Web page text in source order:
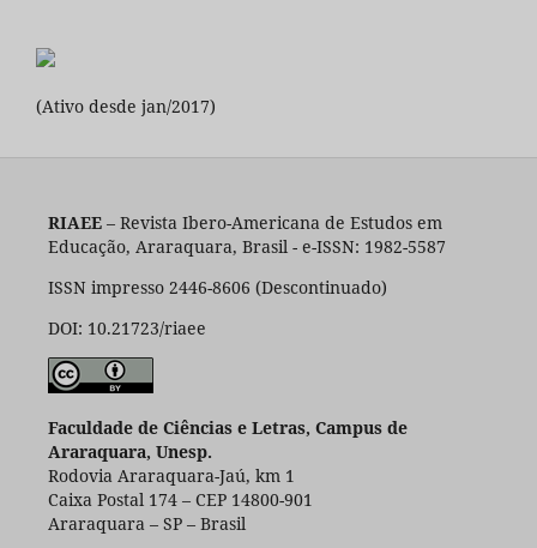
(Ativo desde jan/2017)
RIAEE– Revista Ibero-Americana de Estudos em
Educação, Araraquara, Brasil - e-ISSN: 1982-5587
ISSN impresso 2446-8606 (Descontinuado)
DOI: 10.21723/riaee
Faculdade de Ciências e Letras, Campus de
Araraquara, Unesp.
Rodovia Araraquara-Jaú, km 1
Caixa Postal 174 – CEP 14800-901
Araraquara – SP – Brasil